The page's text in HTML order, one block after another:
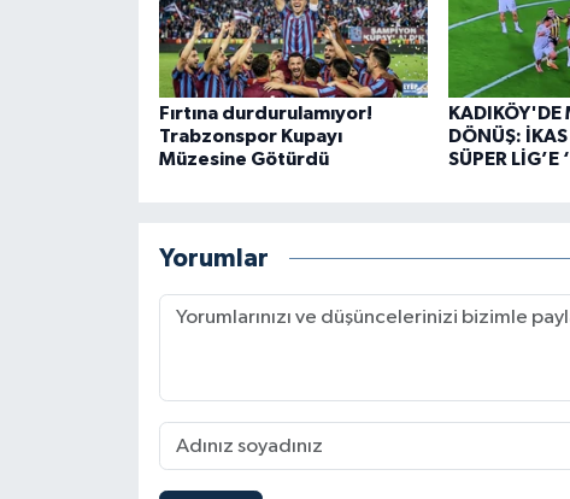
Fırtına durdurulamıyor!
Trabzonspor Kupayı
Müzesine Götürdü
KADIKÖY'DE
DÖNÜŞ:
SÜPER LİG’E
Yorumlar